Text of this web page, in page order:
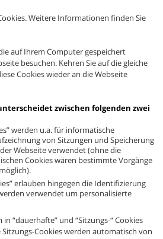
Weitere Informationen finden Sie
auf Ihrem Computer gespeichert
besuchen. Kehren Sie auf die gleiche
Cookies wieder an die Webseite
zwischen folgenden zwei
werden u.a. für informatische
von Sitzungen und Speicherung
Webseite verwendet (ohne die
Cookies wären bestimmte Vorgänge
erlauben hingegen die Identifizierung
verwendet um personalisierte
“dauerhafte” und “Sitzungs-“ Cookies
Cookies werden automatisch von